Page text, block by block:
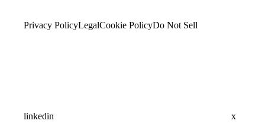
Privacy PolicyLegalCookie PolicyDo Not Sell
linkedin x